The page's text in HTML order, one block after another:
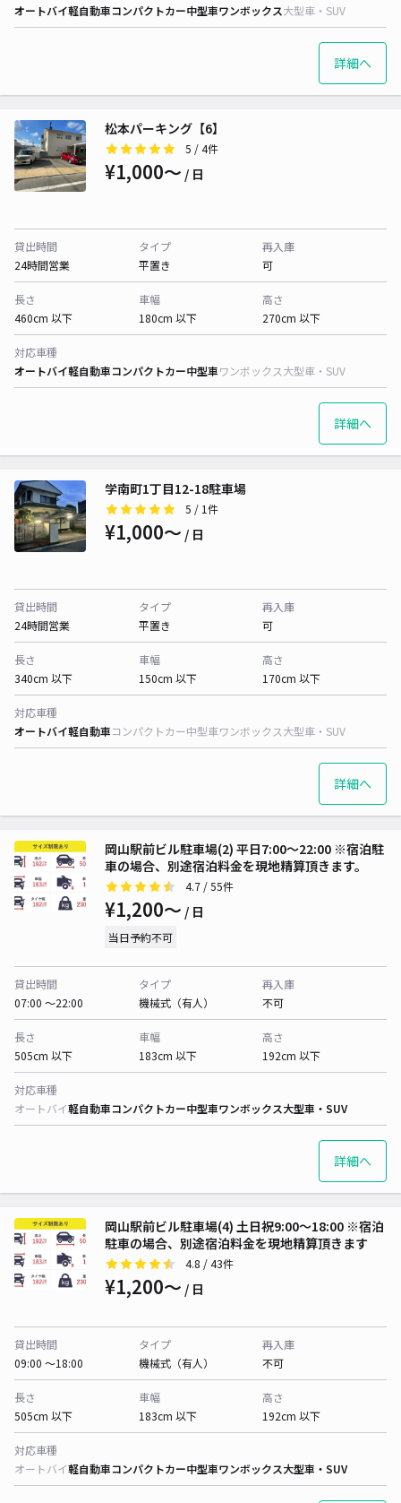
オートバイ軽自動車コンパクトカー中型車ワンボックス大型車・SUV
詳細へ
松本パーキング【6】
5 / 4件
¥1,000〜 / 日
貸出時間
24時間営業
タイプ
平置き
再入庫
可
長さ
460cm 以下
車幅
180cm 以下
高さ
270cm 以下
対応車種
オートバイ軽自動車コンパクトカー中型車ワンボックス大型車・SUV
詳細へ
学南町1丁目12-18駐車場
5 / 1件
¥1,000〜 / 日
貸出時間
24時間営業
タイプ
平置き
再入庫
可
長さ
340cm 以下
車幅
150cm 以下
高さ
170cm 以下
対応車種
オートバイ軽自動車コンパクトカー中型車ワンボックス大型車・SUV
詳細へ
岡山駅前ビル駐車場(2) 平日7:00～22:00 ※宿泊駐
車の場合、別途宿泊料金を現地精算頂きます。
4.7 / 55件
¥1,200〜 / 日
当日予約不可
貸出時間
07:00 〜22:00
タイプ
機械式（有人）
再入庫
不可
長さ
505cm 以下
車幅
183cm 以下
高さ
192cm 以下
対応車種
オートバイ軽自動車コンパクトカー中型車ワンボックス大型車・SUV
詳細へ
岡山駅前ビル駐車場(4) 土日祝9:00～18:00 ※宿泊
駐車の場合、別途宿泊料金を現地精算頂きます
4.8 / 43件
¥1,200〜 / 日
貸出時間
09:00 〜18:00
タイプ
機械式（有人）
再入庫
不可
長さ
505cm 以下
車幅
183cm 以下
高さ
192cm 以下
対応車種
オートバイ軽自動車コンパクトカー中型車ワンボックス大型車・SUV